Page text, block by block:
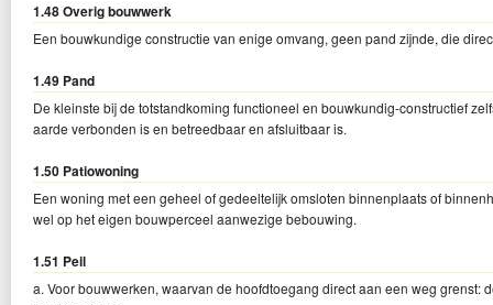
1.48 Overig bouwwerk
Een bouwkundige constructie van enige omvang, geen pand zijnde, die
1.49 Pand
De kleinste bij de totstandkoming functioneel en bouwkundig-constructief
aarde verbonden is en betreedbaar en afsluitbaar is.
1.50 Patiowoning
Een woning met een geheel of gedeeltelijk omsloten binnenplaats of
wel op het eigen bouwperceel aanwezige bebouwing.
1.51 Peil
a. Voor bouwwerken, waarvan de hoofdtoegang direct aan een weg grenst: